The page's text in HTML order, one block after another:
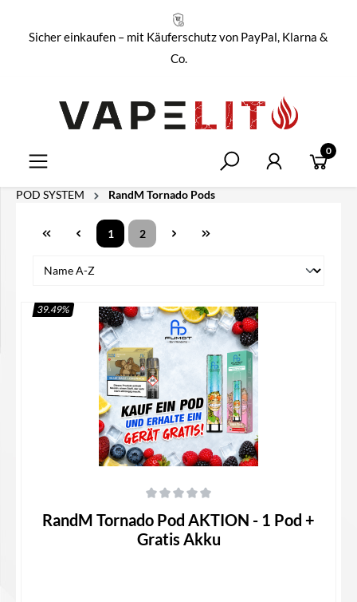
Sicher einkaufen – mit Käuferschutz von PayPal, Klarna &
Co.
0
POD SYSTEM RandM Tornado Pods
1 2
39.49%
RandM Tornado Pod AKTION - 1 Pod +
Gratis Akku